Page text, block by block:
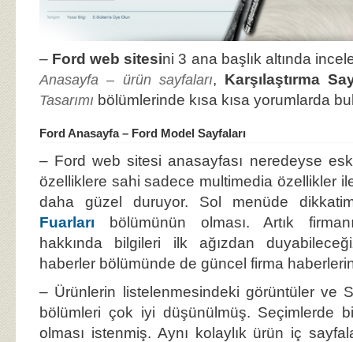
– Ford web sitesini 3 ana başlık altında
Anasayfa – ürün sayfaları, Karşılaştırma
Tasarımı bölümlerinde kısa kısa yorumlarda
Ford Anasayfa – Ford Model Sayfaları
– Ford web sitesi anasayfası neredeyse
özelliklere sahi sadece multimedia özellikler
daha güzel duruyor. Sol menüde
Fuarları bölümünün olması. Artık
hakkında bilgileri ilk ağızdan
haberler bölümünde de güncel firma
– Ürünlerin listelenmesindeki görüntüler ve
bölümleri çok iyi düşünülmüş. Seçimlerde
olması istenmiş. Aynı kolaylık ürün iç